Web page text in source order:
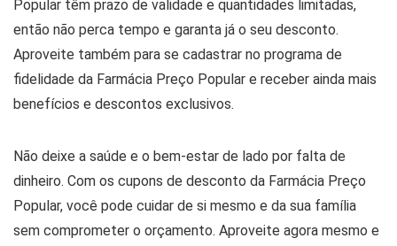
Popular têm prazo de validade e quantidades limitadas,
então não perca tempo e garanta já o seu desconto.
Aproveite também para se cadastrar no programa de
fidelidade da Farmácia Preço Popular e receber ainda mais
benefícios e descontos exclusivos.
Não deixe a saúde e o bem-estar de lado por falta de
dinheiro. Com os cupons de desconto da Farmácia Preço
Popular, você pode cuidar de si mesmo e da sua família
sem comprometer o orçamento. Aproveite agora mesmo e